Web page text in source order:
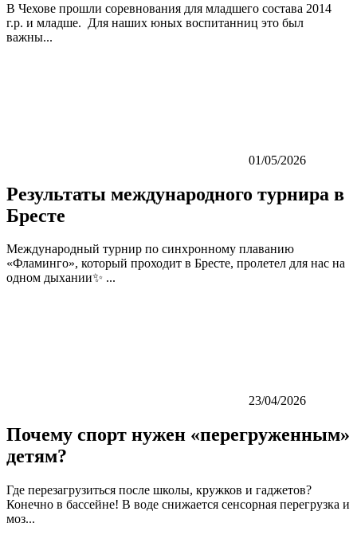
В Чехове прошли соревнования для младшего состава 2014
г.р. и младше. Для наших юных воспитанниц это был
важны...
01/05/2026
Результаты международного турнира в
Бресте
Международный турнир по синхронному плаванию
«Фламинго», который проходит в Бресте, пролетел для нас на
одном дыхании✨ ...
23/04/2026
Почему спорт нужен «перегруженным»
детям?
Где перезагрузиться после школы, кружков и гаджетов?
Конечно в бассейне! В воде снижается сенсорная перегрузка и
моз...